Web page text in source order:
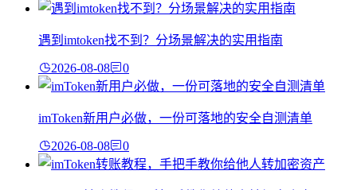
遇到imtoken找不到？分场景解决的实用指南
2026-08-08 0
imToken新用户必做，一份可落地的安全自测清单
2026-08-08 0